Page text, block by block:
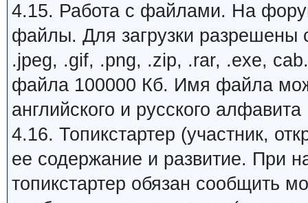
4.15. Работа с файлами. На
файлы. Для загрузки
.jpeg, .gif, .png, .zip, .rar, .exe,
файла 100000 Кб. Имя файла
английского и русского алфавита
4.16. Топикстартер (участник,
ее содержание и развитие. При
топикстартер обязан сообщить